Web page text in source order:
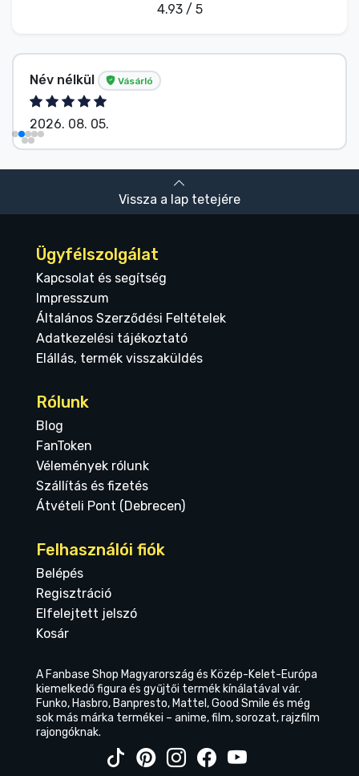
4.93 / 5
Név nélkül Vásárló
2026. 08. 05.
Vissza a lap tetejére
Ügyfélszolgálat
Kapcsolat és segítség
Impresszum
Általános Szerződési Feltételek
Adatkezelési tájékoztató
Elállás, termék visszaküldés
Rólunk
Blog
FanToken
Vélemények rólunk
Szállítás és fizetés
Átvételi Pont (Debrecen)
Felhasználói fiók
Belépés
Regisztráció
Elfelejtett jelszó
Kosár
A Fanbase Shop Magyarország és Közép-Kelet-Európa
kiemelkedő figura és gyűjtői termék kínálatával vár.
Funko, Hasbro, Banpresto, Mattel, Good Smile és még
sok más márka termékei – anime, film, sorozat, rajzfilm
rajongóknak.